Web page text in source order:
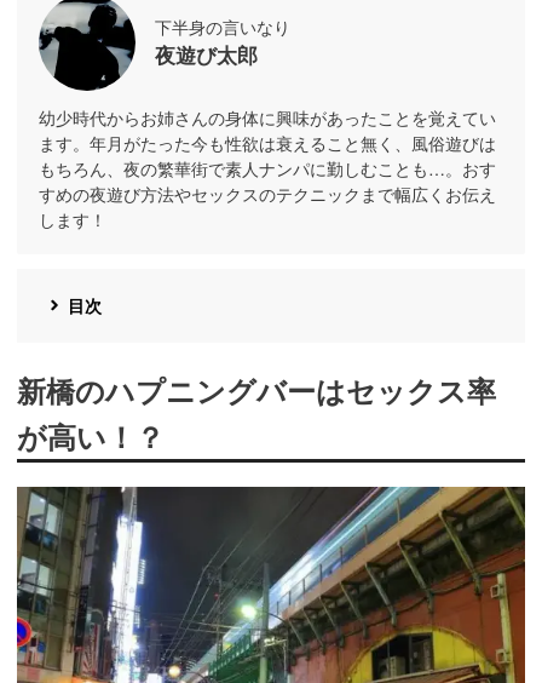
下半身の言いなり
夜遊び太郎
幼少時代からお姉さんの身体に興味があったことを覚えてい
ます。年月がたった今も性欲は衰えること無く、風俗遊びは
もちろん、夜の繁華街で素人ナンパに勤しむことも…。おす
すめの夜遊び方法やセックスのテクニックまで幅広くお伝え
します！
目次
新橋のハプニングバーはセックス率
が高い！？